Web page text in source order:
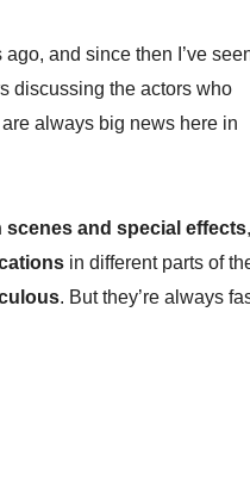
and since then I’ve
discussing the actors who
always big news here in
scenes and special effects,
in different parts of
. But they’re always